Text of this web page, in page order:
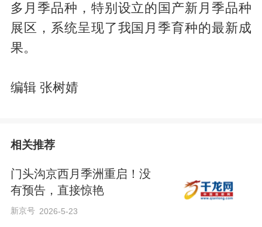
多月季品种，特别设立的国产新月季品种
展区，系统呈现了我国月季育种的最新成
果。
编辑 张树婧
相关推荐
门头沟京西月季洲重启！没
有预告，直接惊艳
新京号 2026-5-23